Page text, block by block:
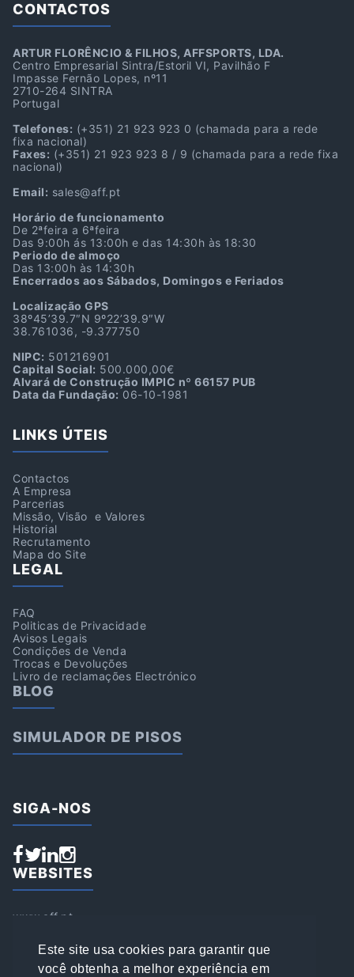
Este site usa cookies para garantir que
você obtenha a melhor experiência em
CONTACTOS
ARTUR FLORÊNCIO & FILHOS, AFFSPORTS, LDA.
Centro Empresarial Sintra/Estoril VI, Pavilhão F
Impasse Fernão Lopes, nº11
2710-264 SINTRA
Portugal
Telefones: (+351) 21 923 923 0 (chamada para a rede
fixa nacional)
Faxes: (+351) 21 923 923 8 / 9 (chamada para a rede fixa
nacional)
Email: sales@aff.pt
Horário de funcionamento
De 2ªfeira a 6ªfeira
Das 9:00h ás 13:00h e das 14:30h às 18:30
Periodo de almoço
Das 13:00h às 14:30h
Encerrados aos Sábados, Domingos e Feriados
Localização GPS
38º45’39.7″N 9º22’39.9″W
38.761036, -9.377750
NIPC: 501216901
Capital Social: 500.000,00€
Alvará de Construção IMPIC nº 66157 PUB
Data da Fundação: 06-10-1981
LINKS ÚTEIS
Contactos
A Empresa
Parcerias
Missão, Visão e Valores
Historial
Recrutamento
Mapa do Site
LEGAL
FAQ
Politicas de Privacidade
Avisos Legais
Condições de Venda
Trocas e Devoluções
Livro de reclamações Electrónico
BLOG
SIMULADOR DE PISOS
SIGA-NOS
WEBSITES
www.aff.pt
www.loja.affsports.pt
PESQUISAR